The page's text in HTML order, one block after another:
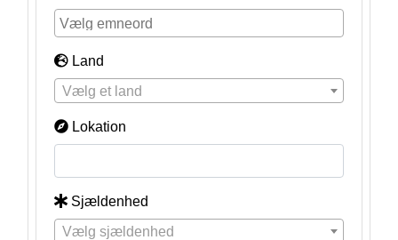
Land
Vælg et land
Lokation
Sjældenhed
Vælg sjældenhed